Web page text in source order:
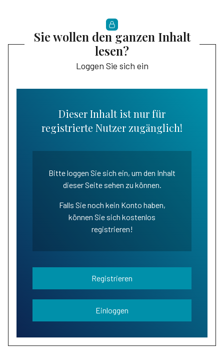
Sie wollen den ganzen Inhalt
lesen?
Loggen Sie sich ein
Dieser Inhalt ist nur für
registrierte Nutzer zugänglich!
Bitte loggen Sie sich ein, um den Inhalt
dieser Seite sehen zu können.
Falls Sie noch kein Konto haben,
können Sie sich kostenlos
registrieren!
Registrieren
Einloggen